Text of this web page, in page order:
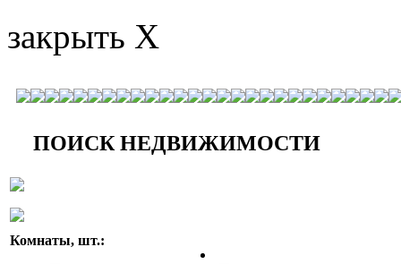
закрыть X
ПОИСК НЕДВИЖИМОСТИ
Комнаты, шт.: